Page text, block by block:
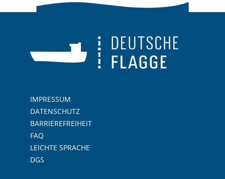
IMPRESSUM
DATENSCHUTZ
BARRIEREFREIHEIT
FAQ
LEICHTE SPRACHE
DGS